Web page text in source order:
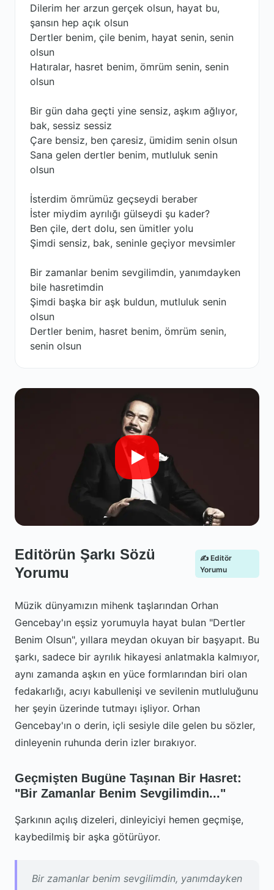
Dilerim her arzun gerçek olsun, hayat bu,
şansın hep açık olsun
Dertler benim, çile benim, hayat senin, senin
olsun
Hatıralar, hasret benim, ömrüm senin, senin
olsun
Bir gün daha geçti yine sensiz, aşkım ağlıyor,
bak, sessiz sessiz
Çare bensiz, ben çaresiz, ümidim senin olsun
Sana gelen dertler benim, mutluluk senin
olsun
İsterdim ömrümüz geçseydi beraber
İster miydim ayrılığı gülseydi şu kader?
Ben çile, dert dolu, sen ümitler yolu
Şimdi sensiz, bak, seninle geçiyor mevsimler
Bir zamanlar benim sevgilimdin, yanımdayken
bile hasretimdin
Şimdi başka bir aşk buldun, mutluluk senin
olsun
Dertler benim, hasret benim, ömrüm senin,
senin olsun
Editörün Şarkı Sözü
Yorumu
✍️ Editör
Yorumu
Müzik dünyamızın mihenk taşlarından Orhan
Gencebay'ın eşsiz yorumuyla hayat bulan "Dertler
Benim Olsun", yıllara meydan okuyan bir başyapıt. Bu
şarkı, sadece bir ayrılık hikayesi anlatmakla kalmıyor,
aynı zamanda aşkın en yüce formlarından biri olan
fedakarlığı, acıyı kabullenişi ve sevilenin mutluluğunu
her şeyin üzerinde tutmayı işliyor. Orhan
Gencebay'ın o derin, içli sesiyle dile gelen bu sözler,
dinleyenin ruhunda derin izler bırakıyor.
Geçmişten Bugüne Taşınan Bir Hasret:
"Bir Zamanlar Benim Sevgilimdin..."
Şarkının açılış dizeleri, dinleyiciyi hemen geçmişe,
kaybedilmiş bir aşka götürüyor.
Bir zamanlar benim sevgilimdin, yanımdayken